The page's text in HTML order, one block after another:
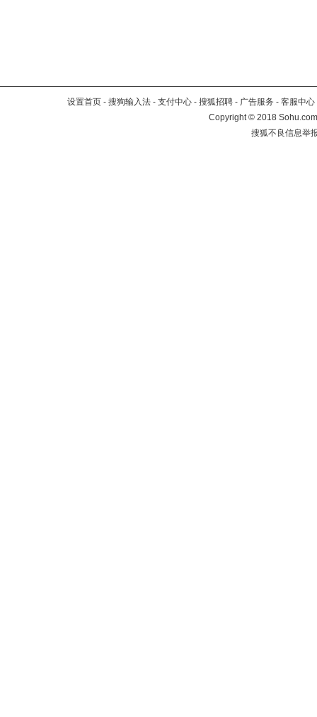
设置首页 - 搜狗输入法 - 支付中心 - 搜狐招聘 - 广告服务 - 客服中心
Copyright©2018
搜狐不良信息举